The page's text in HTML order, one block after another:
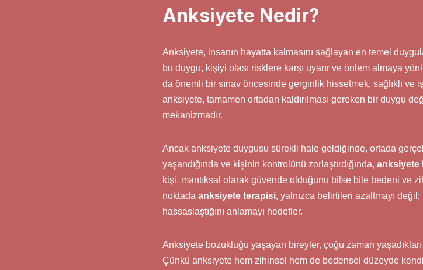
Anksiyete Nedir?
Anksiyete, insanın hayatta kalmasını sağlayan en temel
bu duygu, kişiyi olası risklere karşı uyarır ve önlem almaya
da önemli bir sınav öncesinde gerginlik hissetmek, sağlıklı
anksiyete, tamamen ortadan kaldırılması gereken bir duygu
mekanizmadır.
Ancak anksiyete duygusu sürekli hale geldiğinde, ortada
yaşandığında ve kişinin kontrolünü zorlaştırdığında, anksiyete
kişi, mantıksal olarak güvende olduğunu bilse bile bedeni ve
noktada anksiyete terapisi, yalnızca belirtileri azaltmayı
hassaslaştığını anlamayı hedefler.
Anksiyete bozukluğu yaşayan bireyler, çoğu zaman
Çünkü anksiyete hem zihinsel hem de bedensel düzeyde